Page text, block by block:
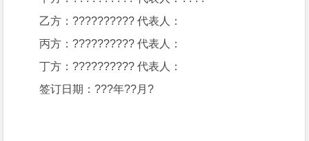
乙方：?????????? 代表人：
丙方：?????????? 代表人：
丁方：?????????? 代表人：
签订日期：???年??月?